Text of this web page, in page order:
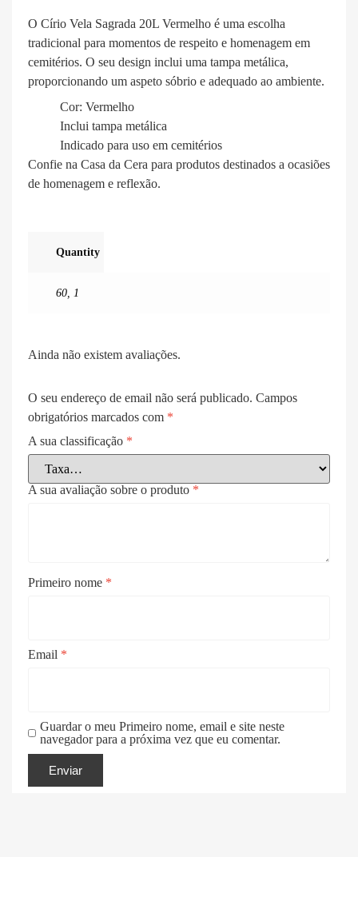
O Círio Vela Sagrada 20L Vermelho é uma escolha
tradicional para momentos de respeito e homenagem em
cemitérios. O seu design inclui uma tampa metálica,
proporcionando um aspeto sóbrio e adequado ao ambiente.
Cor: Vermelho
Inclui tampa metálica
Indicado para uso em cemitérios
Confie na Casa da Cera para produtos destinados a ocasiões
de homenagem e reflexão.
Quantity
60, 1
Ainda não existem avaliações.
O seu endereço de email não será publicado. Campos
obrigatórios marcados com *
A sua classificação *
A sua avaliação sobre o produto *
Primeiro nome *
Email *
Guardar o meu Primeiro nome, email e site neste
navegador para a próxima vez que eu comentar.